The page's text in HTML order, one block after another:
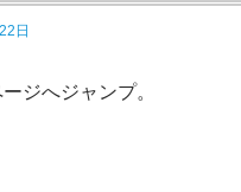
日
ジへジャンプ。